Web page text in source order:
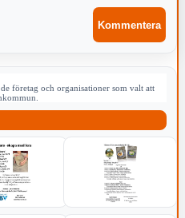
företag och organisationer som valt att